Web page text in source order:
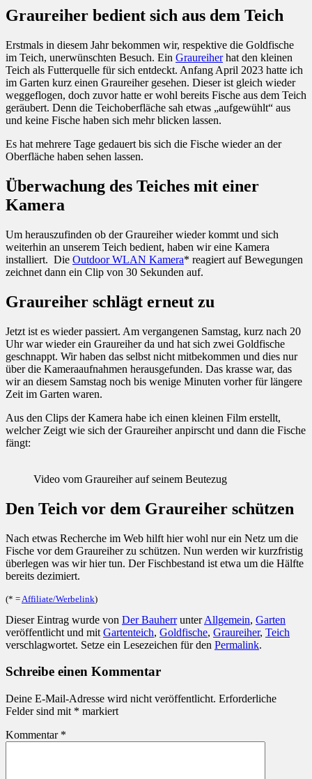
Graureiher bedient sich aus dem Teich
Erstmals in diesem Jahr bekommen wir, respektive die Goldfische
im Teich, unerwünschten Besuch. Ein Graureiherhat den kleinen
Teich als Futterquelle für sich entdeckt. Anfang April 2023 hatte ich
im Garten kurz einen Graureiher gesehen. Dieser ist gleich wieder
weggeflogen, doch zuvor hatte er wohl bereits Fische aus dem Teich
geräubert. Denn die Teichoberfläche sah etwas „aufgewühlt“ aus
und keine Fische haben sich mehr blicken lassen.
Es hat mehrere Tage gedauert bis sich die Fische wieder an der
Oberfläche haben sehen lassen.
Überwachung des Teiches mit einer
Kamera
Um herauszufinden ob der Graureiher wieder kommt und sich
weiterhin an unserem Teich bedient, haben wir eine Kamera
installiert. Die Outdoor WLAN Kamera* reagiert auf Bewegungen
zeichnet dann ein Clip von 30 Sekunden auf.
Graureiher schlägt erneut zu
Jetzt ist es wieder passiert. Am vergangenen Samstag, kurz nach 20
Uhr war wieder ein Graureiher da und hat sich zwei Goldfische
geschnappt. Wir haben das selbst nicht mitbekommen und dies nur
über die Kameraaufnahmen herausgefunden. Das krasse war, das
wir an diesem Samstag noch bis wenige Minuten vorher für längere
Zeit im Garten waren.
Aus den Clips der Kamera habe ich einen kleinen Film erstellt,
welcher Zeigt wie sich der Graureiher anpirscht und dann die Fische
fängt:
Video vom Graureiher auf seinem Beutezug
Den Teich vor dem Graureiher schützen
Nach etwas Recherche im Web hilft hier wohl nur ein Netz um die
Fische vor dem Graureiher zu schützen. Nun werden wir kurzfristig
überlegen was wir hier tun. Der Fischbestand ist etwa um die Hälfte
bereits dezimiert.
(* = Affiliate/Werbelink)
Dieser Eintrag wurde von Der BauherrunterAllgemein, Garten
veröffentlicht und mit Gartenteich, Goldfische, Graureiher, Teich
verschlagwortet. Setze ein Lesezeichen für den Permalink.
Schreibe einen Kommentar
Deine E-Mail-Adresse wird nicht veröffentlicht. Erforderliche
Felder sind mit * markiert
Kommentar *